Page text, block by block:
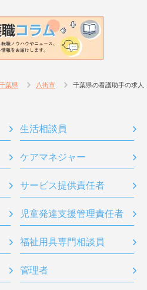
葉県 八街市 千葉県の看護助手の求人
生活相談員
ケアマネジャー
サービス提供責任者
児童発達支援管理責任者
福祉用具専門相談員
管理者